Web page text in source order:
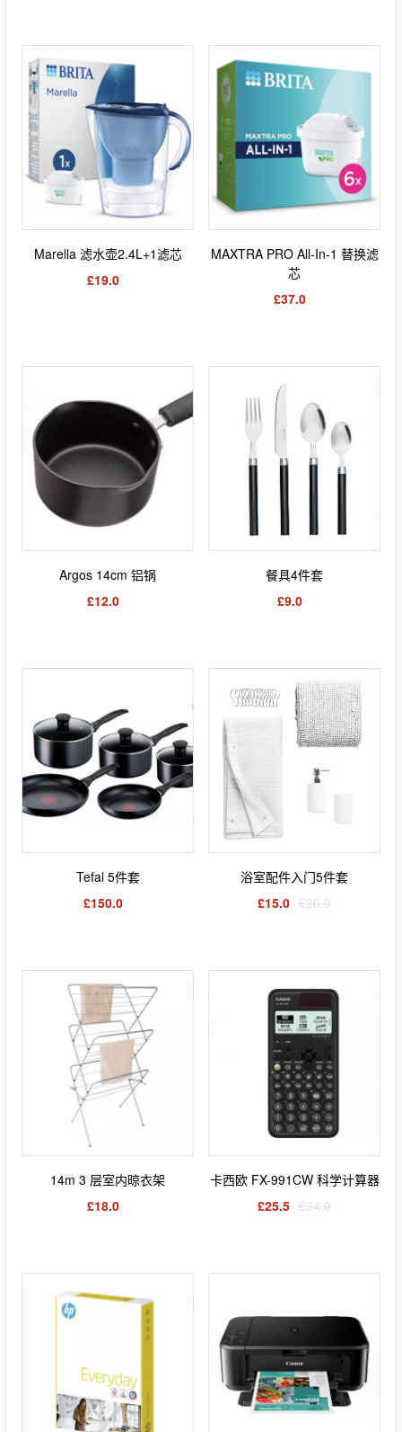
Marella 滤水壶2.4L+1滤芯
£19.0
MAXTRA PRO All-In-1 替换滤
芯
£37.0
Argos 14cm 铝锅
£12.0
餐具4件套
£9.0
Tefal 5件套
£150.0
浴室配件入门5件套
£15.0 £30.0
14m 3 层室内晾衣架
£18.0
卡西欧 FX-991CW 科学计算器
£25.5 £34.0